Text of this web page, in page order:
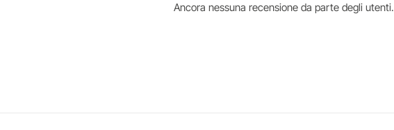
Ancora nessuna recensione da parte degli utenti.